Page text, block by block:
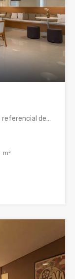
referencial de…
m²